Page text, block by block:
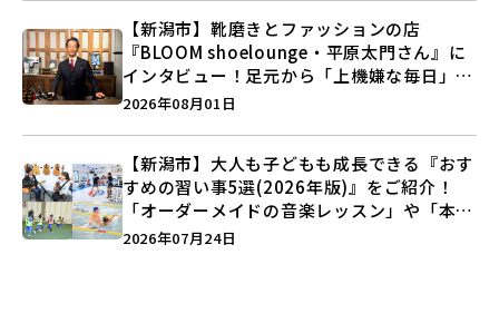
【新潟市】靴磨きとファッションの店
『BLOOM shoelounge・平原太門さん』に
インタビュー！足元から「上機嫌な毎日」を
つくる装いの提案とは？
2026年08月01日
【新潟市】大人も子どもも成長できる『おす
すめの習い事5選(2026年版)』をご紹介！
「オーダーメイドの音楽レッスン」や「本格
キックボクシング」で新しい自分を見つけよ
2026年07月24日